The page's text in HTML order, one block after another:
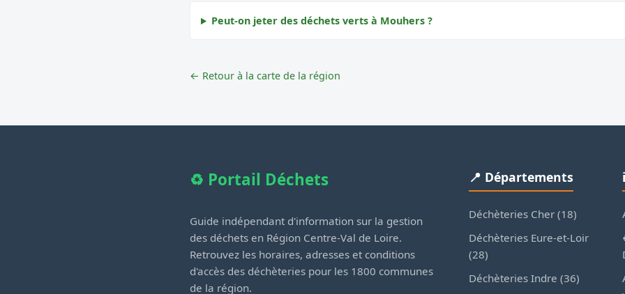
Peut-on jeter des déchets verts à Mouhers ?
← Retour à la carte de la région
♻️ Portail Déchets
Guide indépendant d'information sur la gestion
des déchets en Région Centre-Val de Loire.
Retrouvez les horaires, adresses et conditions
d'accès des déchèteries pour les 1800 communes
de la région.
📍 Départements
Déchèteries Cher (18)
Déchèteries Eure-et-Loir
(28)
Déchèteries Indre (36)